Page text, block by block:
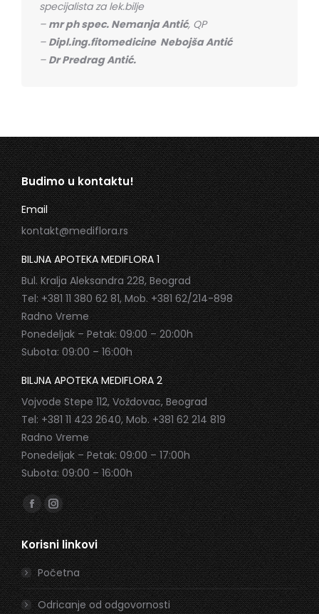
specijalista za lek.bilje
– mr ph spec. Nemanja Antić, QP
– Dipl.ing.fitomedicine Nebojša Antić
– Dr Predrag Antić.
Budimo u kontaktu!
Email
kontakt@mediflora.rs
BILJNA APOTEKA MEDIFLORA 1
Bul. Kralja Aleksandra 228, Beograd
Tel: +381 11 380 62 81, Mob. +381 62/214-898
Radno Vreme
Ponedeljak – Petak: 09:00 – 20:00h
Subota: 09:00 – 16:00h
BILJNA APOTEKA MEDIFLORA 2
Vojvode Stepe 112, Voždovac, Beograd
Tel: +381 11 423 2640, Mob. +381 62 214 819
Radno Vreme
Ponedeljak – Petak: 09:00 – 17:00h
Subota: 09:00 – 16:00h
Find us on:
Facebook
page
opens
in
new
window
Instagram
page
opens
in
new
window
Korisni linkovi
Početna
Odricanje od odgovornosti